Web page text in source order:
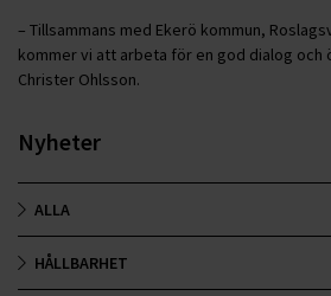
– Tillsammans med Ekerö kommun,
kommer vi att arbeta för en god dialog och
Christer Ohlsson.
Nyheter
ALLA
HÅLLBARHET